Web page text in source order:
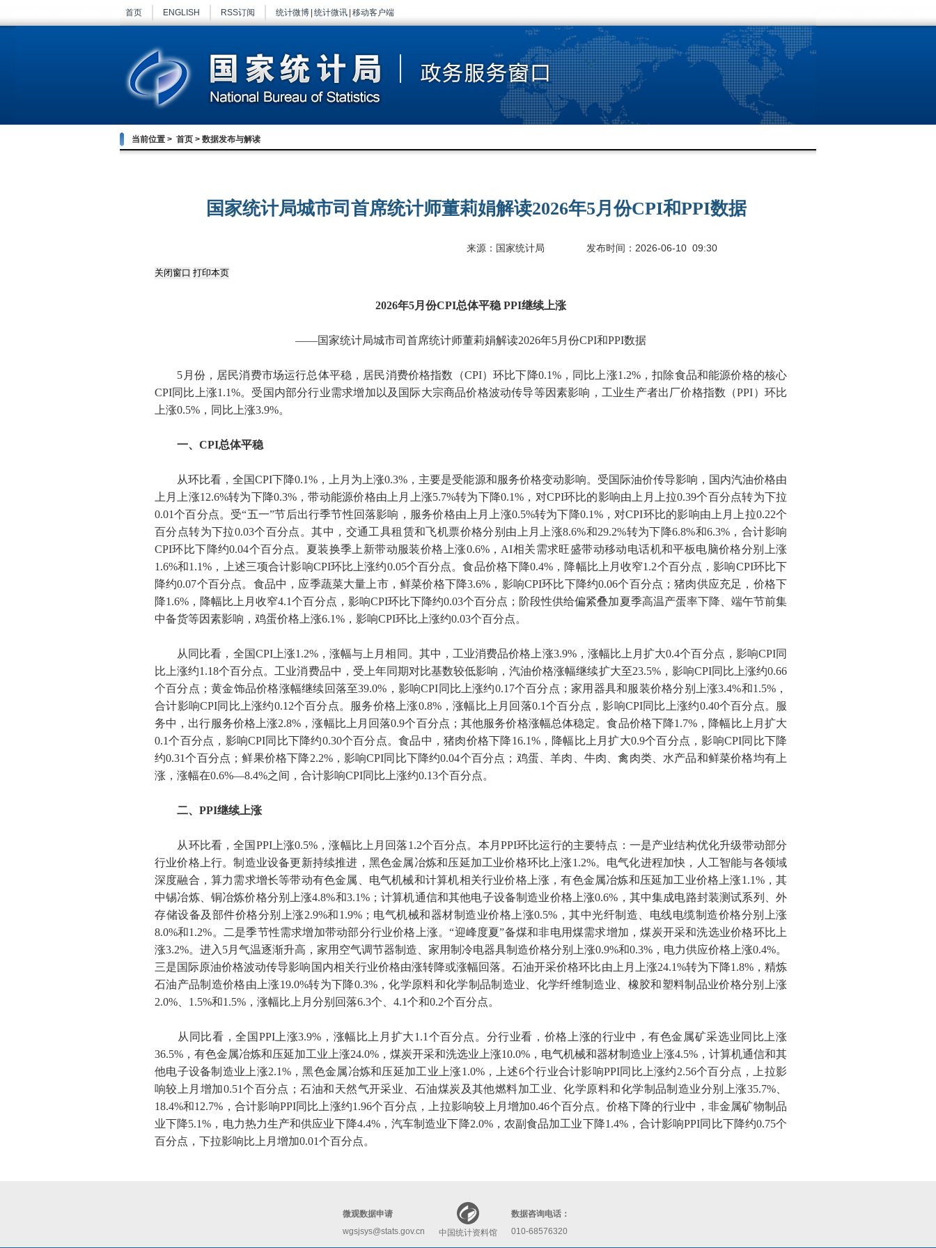
首页 ENGLISH RSS订阅 统计微博 统计微讯 移动客户端
当前位置 > 首页 > 数据发布与解读
国家统计局城市司首席统计师董莉娟解读2026年5月份CPI和PPI数据
来源：国家统计局 发布时间：2026-06-10 09:30
2026年5月份CPI总体平稳 PPI继续上涨
——国家统计局城市司首席统计师董莉娟解读2026年5月份CPI和PPI数据
5 月份，居民消费市场运行总体平稳，居民消费价格指数（CPI）环比下降0.1%，同比上涨1.2%，扣除食品和能源价格的核心
CPI同比上涨1.1%。受国内部分行业需求增加以及国际大宗商品价格波动传导等因素影响，工业生产者出厂价格指数（PPI）环比
上涨0.5% ，同比上涨3.9%。
一、 CPI总体平稳
从环比看，全国CPI下降0.1% ，上月为上涨0.3% ，主要是受能源和服务价格变动影响。受国际油价传导影响，国内汽油价格由
上月上涨12.6%转为下降0.3% ，带动能源价格由上月上涨5.7%转为下降0.1% ，对CPI环比的影响由上月上拉0.39个百分点转为下拉
0.01个百分点。受“五一”节后出行季节性回落影响，服务价格由上月上涨0.5%转为下降0.1%，对CPI环比的影响由上月上拉0.22个
百分点转为下拉0.03个百分点。其中，交通工具租赁和飞机票价格分别由上月上涨8.6%和29.2%转为下降6.8%和6.3% ，合计影响
CPI环比下降约0.04个百分点。夏装换季上新带动服装价格上涨0.6%， AI相关需求旺盛带动移动电话机和平板电脑价格分别上涨
1.6%和1.1% ，上述三项合计影响CPI环比上涨约0.05个百分点。食品价格下降0.4% ，降幅比上月收窄1.2个百分点，影响CPI环比下
降约0.07个百分点。食品中，应季蔬菜大量上市，鲜菜价格下降3.6% ，影响CPI环比下降约0.06个百分点；猪肉供应充足，价格下
降1.6% ，降幅比上月收窄4.1个百分点，影响CPI环比下降约0.03个百分点；阶段性供给偏紧叠加夏季高温产蛋率下降、端午节前集
中备货等因素影响，鸡蛋价格上涨6.1% ，影响CPI环比上涨约0.03个百分点。
从同比看，全国CPI上涨1.2%，涨幅与上月相同。其中，工业消费品价格上涨3.9%，涨幅比上月扩大0.4个百分点，影响CPI同
比上涨约1.18个百分点。工业消费品中，受上年同期对比基数较低影响，汽油价格涨幅继续扩大至23.5%，影响CPI同比上涨约0.66
个百分点；黄金饰品价格涨幅继续回落至39.0% ，影响CPI同比上涨约0.17个百分点；家用器具和服装价格分别上涨3.4%和1.5%，
合计影响CPI同比上涨约0.12个百分点。服务价格上涨0.8%，涨幅比上月回落0.1个百分点，影响CPI同比上涨约0.40个百分点。服
务中，出行服务价格上涨2.8% ，涨幅比上月回落0.9个百分点；其他服务价格涨幅总体稳定。食品价格下降1.7% ，降幅比上月扩大
0.1个百分点，影响CPI同比下降约0.30个百分点。食品中，猪肉价格下降16.1%，降幅比上月扩大0.9个百分点，影响CPI同比下降
约0.31个百分点；鲜果价格下降2.2%，影响CPI同比下降约0.04个百分点；鸡蛋、羊肉、牛肉、禽肉类、水产品和鲜菜价格均有上
涨，涨幅在0.6%—8.4%之间，合计影响CPI同比上涨约0.13个百分点。
二、 PPI继续上涨
从环比看，全国 PPI上涨0.5% ，涨幅比上月回落1.2个百分点。本月 PPI环比运行的主要特点：一是产业结构优化升级带动部分
行业价格上行。制造业设备更新持续推进，黑色金属冶炼和压延加工业价格环比上涨1.2%。电气化进程加快，人工智能与各领域
深度融合，算力需求增长等带动有色金属、电气机械和计算机相关行业价格上涨，有色金属冶炼和压延加工业价格上涨1.1%，其
中锡冶炼、铜冶炼价格分别上涨4.8%和3.1%；计算机通信和其他电子设备制造业价格上涨0.6% ，其中集成电路封装测试系列、外
存储设备及部件价格分别上涨2.9%和1.9%；电气机械和器材制造业价格上涨0.5% ，其中光纤制造、电线电缆制造价格分别上涨
8.0%和1.2%。二是季节性需求增加带动部分行业价格上涨。“迎峰度夏”备煤和非电用煤需求增加，煤炭开采和洗选业价格环比上
涨3.2%。进入 5月气温逐渐升高，家用空气调节器制造、家用制冷电器具制造价格分别上涨0.9%和0.3% ，电力供应价格上涨0.4%。
三是国际原油价格波动传导影响国内相关行业价格由涨转降或涨幅回落。石油开采价格环比由上月上涨24.1%转为下降1.8%，精炼
石油产品制造价格由上涨19.0%转为下降0.3%，化学原料和化学制品制造业、化学纤维制造业、橡胶和塑料制品业价格分别上涨
2.0%
1.5%和1.5% ，涨幅比上月分别回落6.3个、 4.1个和0.2个百分点。
从同比看，全国 PPI上涨3.9% ，涨幅比上月扩大1.1 个百分点。分行业看，价格上涨的行业中，有色金属矿采选业同比上涨
36.5% ，有色金属冶炼和压延加工业上涨24.0% ，煤炭开采和洗选业上涨10.0% ，电气机械和器材制造业上涨4.5% ，计算机通信和其
他电子设备制造业上涨2.1%，黑色金属冶炼和压延加工业上涨1.0%，上述6个行业合计影响PPI同比上涨约2.56个百分点，上拉影
响较上月增加0.51个百分点；石油和天然气开采业、石油煤炭及其他燃料加工业、化学原料和化学制品制造业分别上涨35.7%、
18.4%和12.7% ，合计影响PPI同比上涨约1.96个百分点，上拉影响较上月增加0.46个百分点。价格下降的行业中，非金属矿物制品
业下降5.1% ，电力热力生产和供应业下降4.4%，汽车制造业下降2.0%，农副食品加工业下降1.4%，合计影响PPI同比下降约0.75个
百分点，下拉影响比上月增加0.01个百分点。
微观数据申请
wgsjsys@stats.gov.cn
中国统计资料馆
数据咨询电话：
010-68576320